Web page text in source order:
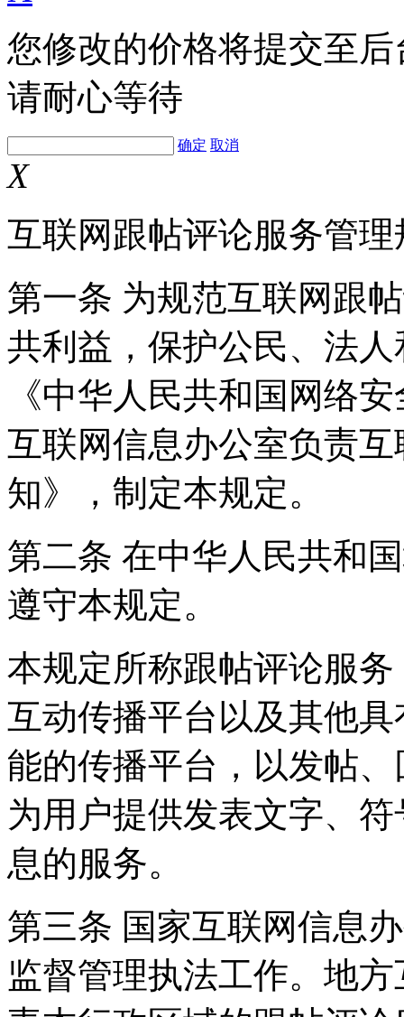
您修改的价格将提交至
请耐心等待
确定 取消
X
互联网跟帖评论服务管理
第一条 为规范互联网跟
共利益，保护公民、法
《中华人民共和国网络
互联网信息办公室负责
知》，制定本规定。
第二条 在中华人民共和
遵守本规定。
本规定所称跟帖评论服
互动传播平台以及其他
能的传播平台，以发帖
为用户提供发表文字、
息的服务。
第三条 国家互联网信息
监督管理执法工作。地